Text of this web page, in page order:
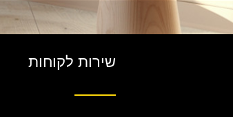
שירות לקוחות